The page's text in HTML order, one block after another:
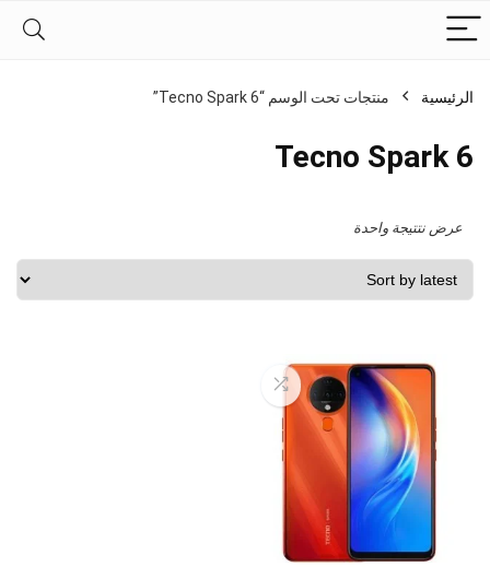
الرئيسية منتجات تحت الوسم “Tecno Spark 6”
Tecno Spark 6
عرض نتتيجة واحدة